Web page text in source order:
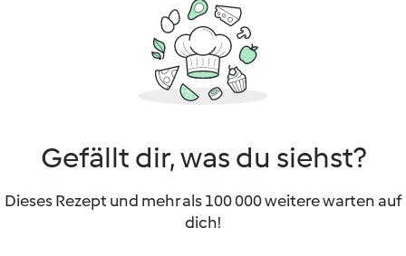
Gefällt dir, was du siehst?
Dieses Rezept und mehr als 100 000 weitere warten auf
dich!